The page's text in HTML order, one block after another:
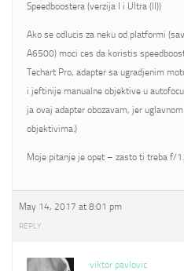
Speedboostera (verzija I i Ultra (II))
Ako se odlucis za neku od platformi
A6500) moci ces da koristis
Techart Pro, adapter sa ugradjenim
i jeftinije manualne objektive u
ja ovaj adapter obozavam, jer
objektivima.)
Moje pitanje je opet – zasto ti treba f/
May 14, 2017 at 8:01 pm
REPLY
viktor pavlovic